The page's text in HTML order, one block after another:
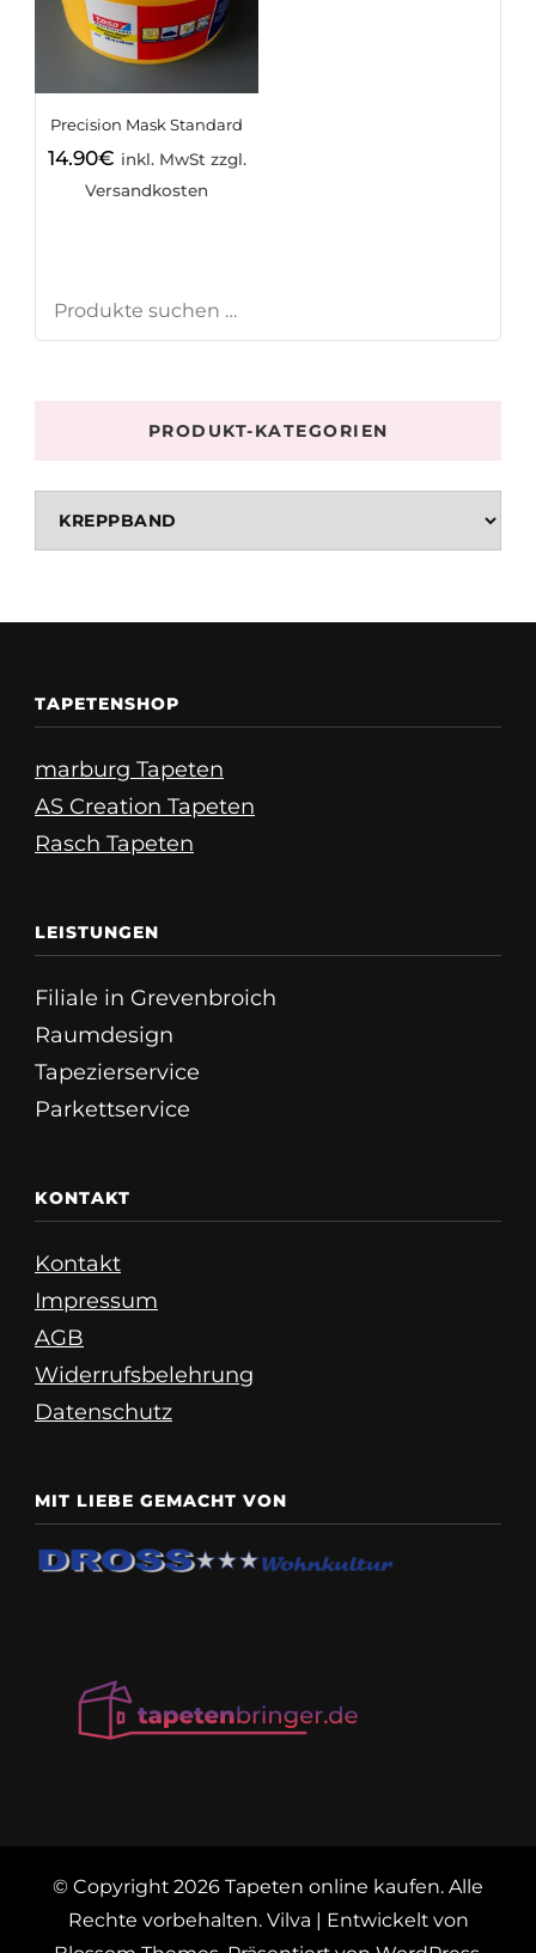
Precision Mask Standard
14.90€ inkl. MwSt zzgl.
Versandkosten
PRODUKT-KATEGORIEN
TAPETENSHOP
marburg Tapeten
AS Creation Tapeten
Rasch Tapeten
LEISTUNGEN
Filiale in Grevenbroich
Raumdesign
Tapezierservice
Parkettservice
KONTAKT
Kontakt
Impressum
AGB
Widerrufsbelehrung
Datenschutz
MIT LIEBE GEMACHT VON
© Copyright 2026 Tapeten online kaufen. Alle
Rechte vorbehalten.Vilva | Entwickelt von